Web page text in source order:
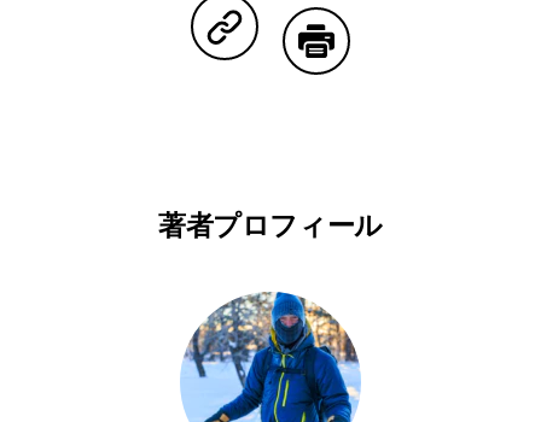
Copy Linkで共有する
著者プロフィール